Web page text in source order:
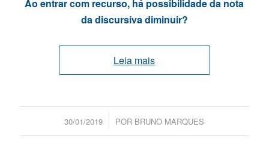
Ao entrar com recurso, há possibilidade da nota
da discursiva diminuir?
Leia mais
30/01/2019
/ POR BRUNO MARQUES